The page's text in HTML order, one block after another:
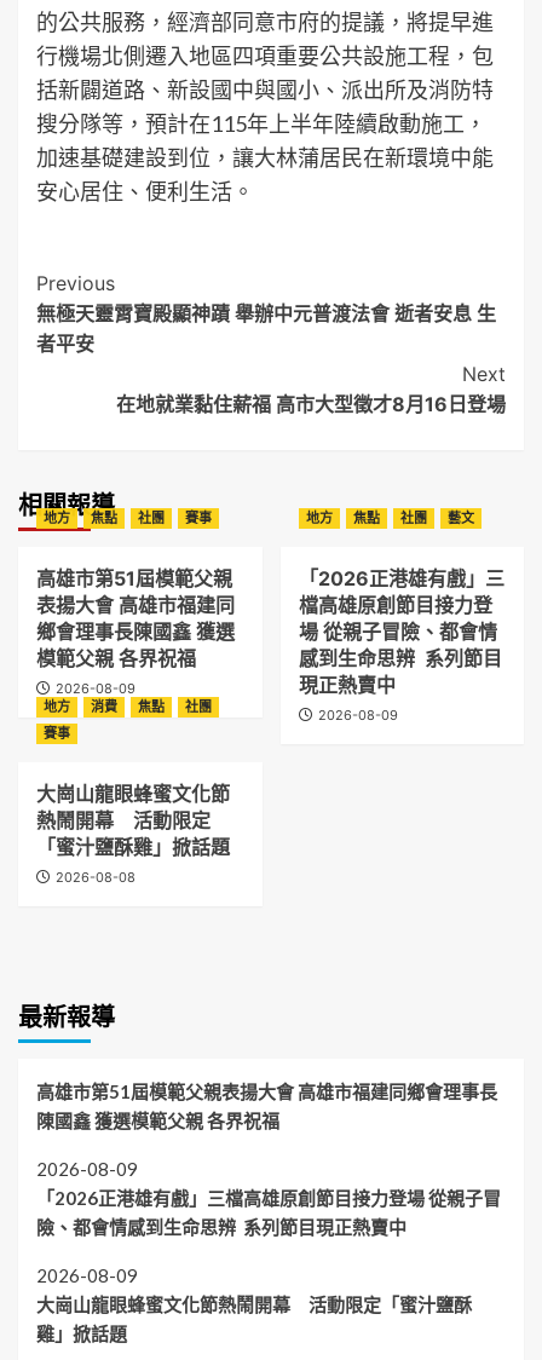
的公共服務，經濟部同意市府的提議，將提早進
行機場北側遷入地區四項重要公共設施工程，包
括新闢道路、新設國中與國小、派出所及消防特
搜分隊等，預計在115年上半年陸續啟動施工，
加速基礎建設到位，讓大林蒲居民在新環境中能
安心居住、便利生活。
Post
Navigation
Previous
無極天靈霄寶殿顯神蹟 舉辦中元普渡法會 逝者安息 生
者平安
Next
在地就業黏住薪福 高市大型徵才8月16日登場
相關報導
地方 焦點 社團 賽事
高雄市第51屆模範父親
表揚大會 高雄市福建同
鄉會理事長陳國鑫 獲選
模範父親 各界祝福
2026-08-09
地方 焦點 社團 藝文
「2026正港雄有戲」三
檔高雄原創節目接力登
場 從親子冒險、都會情
感到生命思辨 系列節目
現正熱賣中
2026-08-09
地方 消費 焦點
社團
賽事
大崗山龍眼蜂蜜文化節
熱鬧開幕 活動限定
「蜜汁鹽酥雞」掀話題
2026-08-08
最新報導
高雄市第51屆模範父親表揚大會 高雄市福建同鄉會理事長
陳國鑫 獲選模範父親 各界祝福
2026-08-09
「2026正港雄有戲」三檔高雄原創節目接力登場 從親子冒
險、都會情感到生命思辨 系列節目現正熱賣中
2026-08-09
大崗山龍眼蜂蜜文化節熱鬧開幕 活動限定「蜜汁鹽酥
雞」掀話題